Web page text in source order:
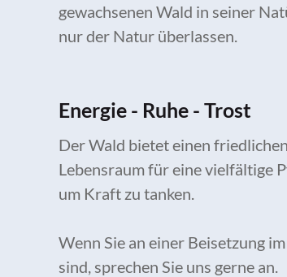
gewachsenen Wald in seiner
nur der Natur überlassen.
Energie - Ruhe - Trost
Der Wald bietet einen
Lebensraum für eine vielfältige
um Kraft zu tanken.
Wenn Sie an einer Beisetzung
sind, sprechen Sie uns gerne an.